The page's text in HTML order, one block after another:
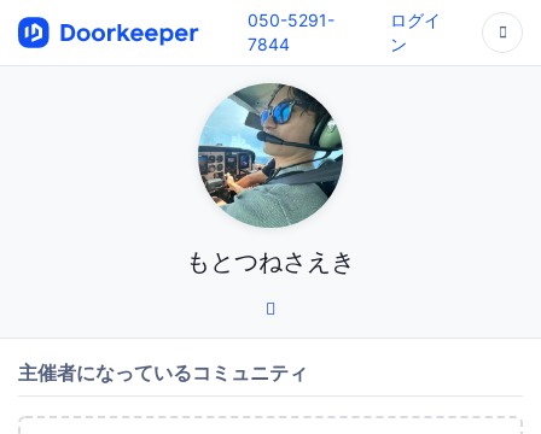
050-5291-
7844
ログイ
ン
もとつねさえき
主催者になっているコミュニティ